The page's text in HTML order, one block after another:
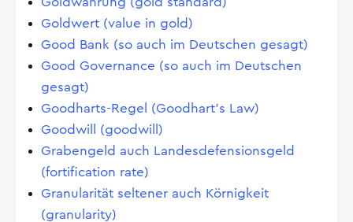
Goldwert (value in gold)
Good Bank (so auch im Deutschen gesagt)
Good Governance (so auch im Deutschen
gesagt)
Goodharts-Regel (Goodhart's Law)
Goodwill (goodwill)
Grabengeld auch Landesdefensionsgeld
(fortification rate)
Granularität seltener auch Körnigkeit
(granularity)